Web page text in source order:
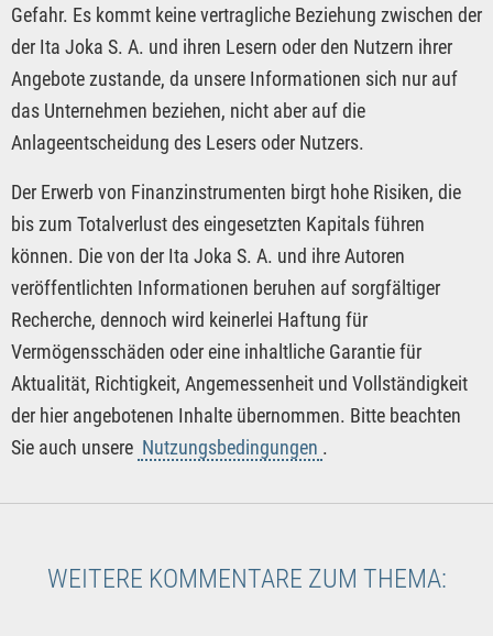
Gefahr. Es kommt keine vertragliche Beziehung zwischen der
der Ita Joka S. A. und ihren Lesern oder den Nutzern ihrer
Angebote zustande, da unsere Informationen sich nur auf
das Unternehmen beziehen, nicht aber auf die
Anlageentscheidung des Lesers oder Nutzers.
Der Erwerb von Finanzinstrumenten birgt hohe Risiken, die
bis zum Totalverlust des eingesetzten Kapitals führen
können. Die von der Ita Joka S. A. und ihre Autoren
veröffentlichten Informationen beruhen auf sorgfältiger
Recherche, dennoch wird keinerlei Haftung für
Vermögensschäden oder eine inhaltliche Garantie für
Aktualität, Richtigkeit, Angemessenheit und Vollständigkeit
der hier angebotenen Inhalte übernommen. Bitte beachten
Sie auch unsere Nutzungsbedingungen .
WEITERE KOMMENTARE ZUM THEMA: